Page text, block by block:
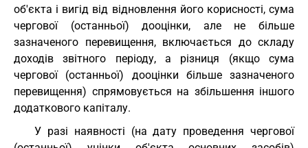
об'єкта і вигід від відновлення його корисності, сума
чергової (останньої) дооцінки, але не більше
зазначеного перевищення, включається до складу
доходів звітного періоду, а різниця (якщо сума
чергової (останньої) дооцінки більше зазначеного
перевищення) спрямовується на збільшення іншого
додаткового капіталу.
У разі наявності (на дату проведення чергової